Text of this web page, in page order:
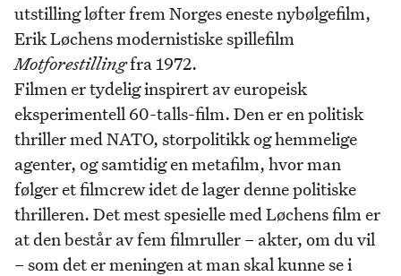
utstilling løfter frem Norges eneste nybølgefilm,
Erik Løchens modernistiske spillefilm
Motforestillingfra 1972.
Filmen er tydelig inspirert av europeisk
eksperimentell 60-talls-film. Den er en politisk
thriller med NATO, storpolitikk og hemmelige
agenter, og samtidig en metafilm, hvor man
følger et filmcrew idet de lager denne politiske
thrilleren. Det mest spesielle med Løchens film er
at den består av fem filmruller – akter, om du vil
– som det er meningen at man skal kunne se i